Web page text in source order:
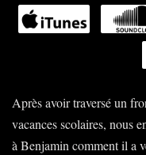
Après avoir traversé un
vacances scolaires, nous
à Benjamin comment il a